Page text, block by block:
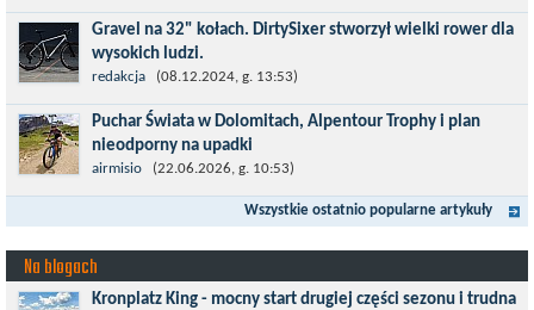
się rzeczywistością dzięki nowoczesnym technologiom ukrytym
w jednośladach....
Gravel na 32" kołach. DirtySixer stworzył wielki rower dla
wysokich ludzi.
Wszyscy już zdążyli zapomnieć, jaką rewolucją okazały się
rowery typu 29'er. Z początku wydawało się, że będzie to dobry
kompromis dla...
redakcja (08.12.2024, g. 13:53)
Puchar Świata w Dolomitach, Alpentour Trophy i plan
nieodporny na upadki
Czerwiec w moim planie oznaczał wejście w najbardziej
wymagający etap i cel pierwszej części sezonu: Puchar Świata w
maratonie MTB w Dolomitach...
airmisio (22.06.2026, g. 10:53)
Wszystkie ostatnio popularne artykuły
Na blogach
Kronplatz King - mocny start drugiej części sezonu i trudna